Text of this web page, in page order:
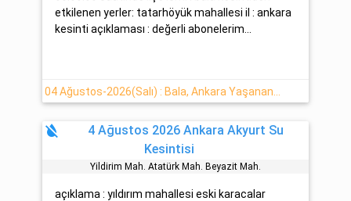
etkilenen yerler: tatarhöyük mahallesi il : ankara
kesinti açıklaması : değerli abonelerim...
format_color_reset
4 Ağustos 2026 Ankara Akyurt Su
Kesintisi
Yildirim Mah. Atatürk Mah. Beyazit Mah.
açıklama : yıldırım mahallesi eski karacalar